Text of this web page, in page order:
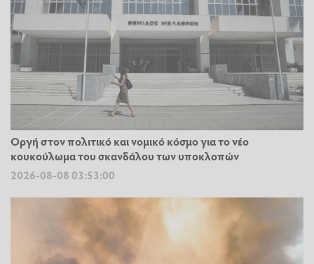
Οργή στον πολιτικό και νομικό κόσμο για το νέο
κουκούλωμα του σκανδάλου των υποκλοπών
2026-08-08 03:53:00